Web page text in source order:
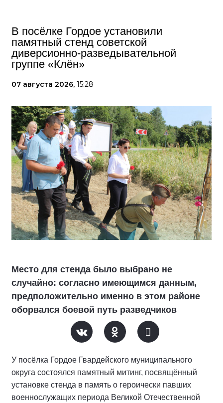
В посёлке Гордое установили
памятный стенд советской
диверсионно-разведывательной
группе «Клён»
07 августа 2026, 15:28
Место для стенда было выбрано не
случайно: согласно имеющимся данным,
предположительно именно в этом районе
оборвался боевой путь разведчиков
У посёлка Гордое Гвардейского муниципального
округа состоялся памятный митинг, посвящённый
установке стенда в память о героически павших
военнослужащих периода Великой Отечественной